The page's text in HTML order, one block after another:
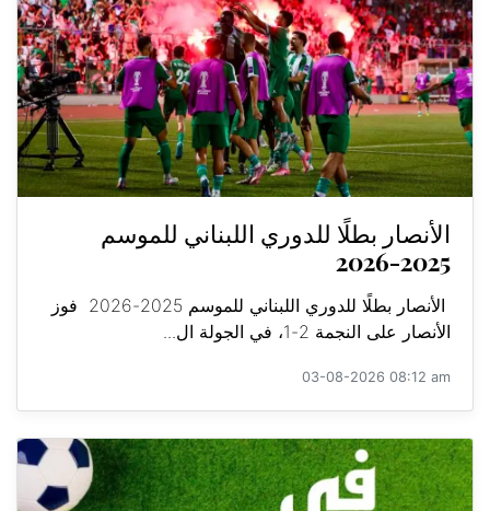
الأنصار بطلًا للدوري اللبناني للموسم
2025-2026
الأنصار بطلًا للدوري اللبناني للموسم 2025-2026 فوز
الأنصار على النجمة 2-1، في الجولة ال...
03-08-2026 08:12 am